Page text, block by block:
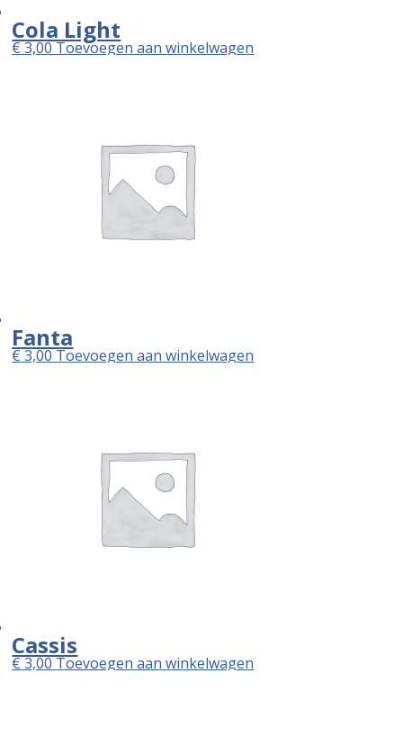
Cola Light
€3,00Toevoegen aan winkelwagen
Fanta
€3,00Toevoegen aan winkelwagen
Cassis
€3,00Toevoegen aan winkelwagen